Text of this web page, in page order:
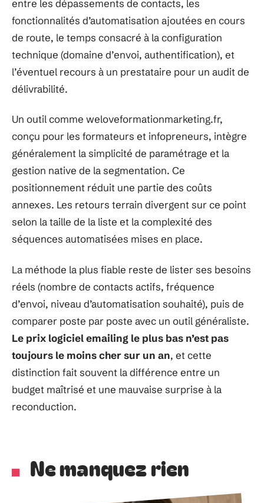
entre les dépassements de contacts, les
fonctionnalités d’automatisation ajoutées en cours
de route, le temps consacré à la configuration
technique (domaine d’envoi, authentification), et
l’éventuel recours à un prestataire pour un audit de
délivrabilité.
Un outil comme weloveformationmarketing.fr,
conçu pour les formateurs et infopreneurs, intègre
généralement la simplicité de paramétrage et la
gestion native de la segmentation. Ce
positionnement réduit une partie des coûts
annexes. Les retours terrain divergent sur ce point
selon la taille de la liste et la complexité des
séquences automatisées mises en place.
La méthode la plus fiable reste de lister ses besoins
réels (nombre de contacts actifs, fréquence
d’envoi, niveau d’automatisation souhaité), puis de
comparer poste par poste avec un outil généraliste.
Le prix logiciel emailing le plus bas n’est pas
toujours le moins cher sur un an, et cette
distinction fait souvent la différence entre un
budget maîtrisé et une mauvaise surprise à la
reconduction.
Ne manquez rien